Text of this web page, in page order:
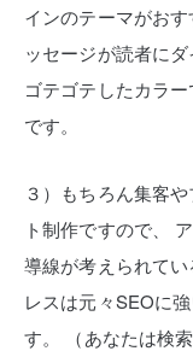
インのテーマがおす
ッセージが読者にダ
ゴテゴテしたカラ
です。
３）もちろん集客
ト制作ですので、
導線が考えられてい
レスは元々SEOに
す。
（あなたは検